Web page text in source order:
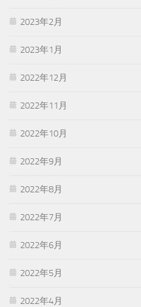
2023年2月
2023年1月
2022年12月
2022年11月
2022年10月
2022年9月
2022年8月
2022年7月
2022年6月
2022年5月
2022年4月